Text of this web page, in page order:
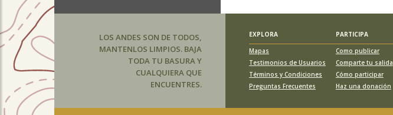
LOS ANDES SON DE TODOS,
MANTENLOS LIMPIOS. BAJA
TODA TU BASURA Y
CUALQUIERA QUE
ENCUENTRES.
EXPLORA PARTICIPA
Mapas
Testimonios de Usuarios
Términos y Condiciones
Preguntas Frecuentes
Como publicar
Comparte tu salida
Cómo participar
Haz una donación